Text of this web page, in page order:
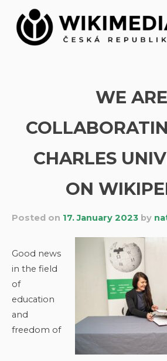
content
WE ARE
CHARLES
ON
Posted on 17. January 2023 by
Good news
in the field
of
education
and
freedom of